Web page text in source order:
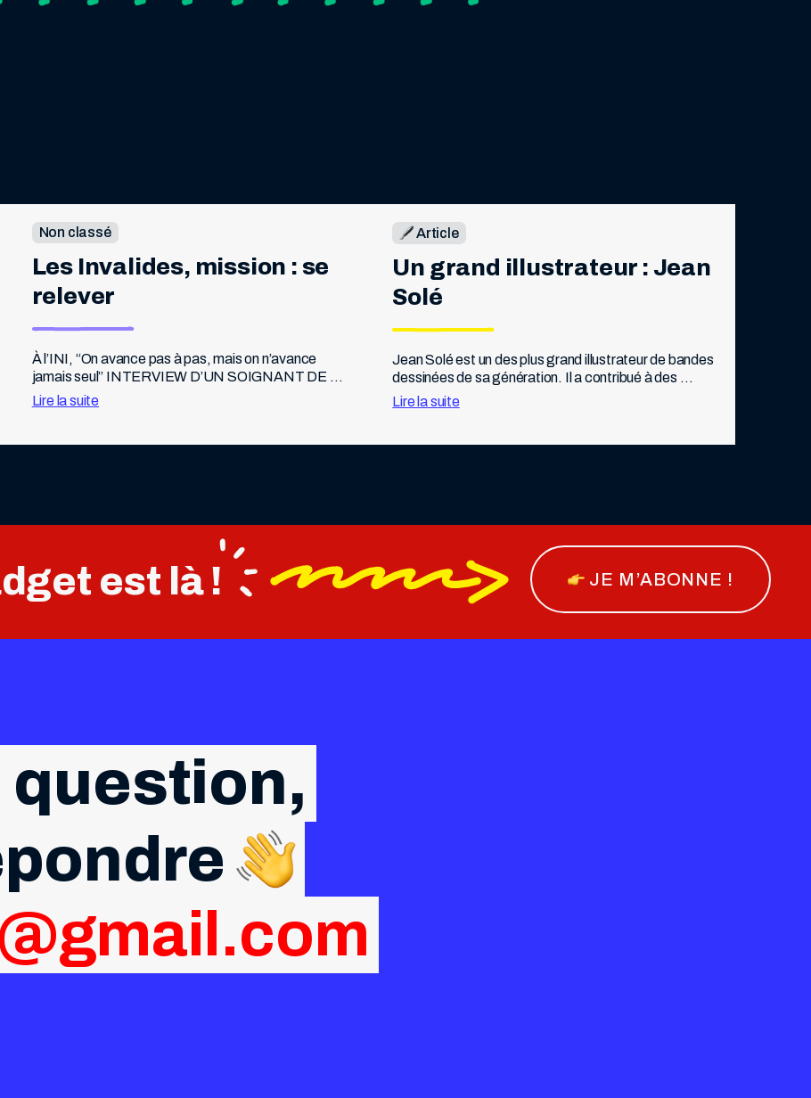
Non classé
Les Invalides, mission : se
relever
À l’INI, “On avance pas à pas, mais on n’avance
jamais seul” INTERVIEW D’UN SOIGNANT DE
L’INSTITUTION NATIONALE DES INVALIDES Pif
: Mais au fait… ce lieu existe depuis quand […]
Lire la suite
Article
Un grand illustrateur : Jean
Solé
Jean Solé est un des plus grand illustrateur de bandes
dessinées de sa génération. Il a contribué à des
revues telles que Pilote, Fluide glacial, ou L’Écho des
savanes.   Mais Jean […]
Lire la suite
est là ! JE M’ABONNE !
question,